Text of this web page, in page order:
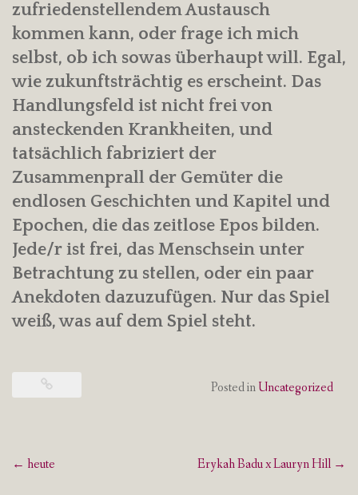
zufriedenstellendem Austausch
kommen kann, oder frage ich mich
selbst, ob ich sowas überhaupt will. Egal,
wie zukunftsträchtig es erscheint. Das
Handlungsfeld ist nicht frei von
ansteckenden Krankheiten, und
tatsächlich fabriziert der
Zusammenprall der Gemüter die
endlosen Geschichten und Kapitel und
Epochen, die das zeitlose Epos bilden.
Jede/r ist frei, das Menschsein unter
Betrachtung zu stellen, oder ein paar
Anekdoten dazuzufügen. Nur das Spiel
weiß, was auf dem Spiel steht.
Posted inUncategorized
Post
← heute Erykah Badu x Lauryn Hill →